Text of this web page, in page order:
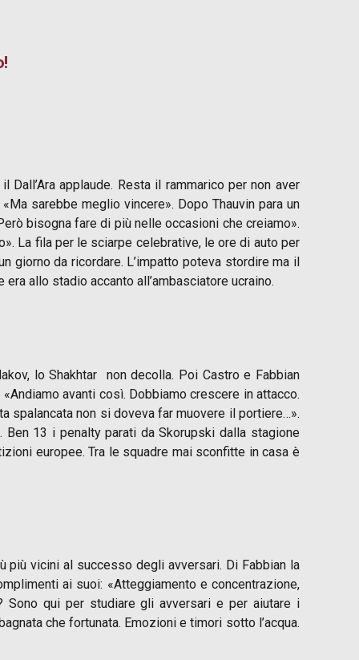
applaude. Resta il rammarico per non aver
sarebbe meglio vincere». Dopo Thauvin para un
bisogna fare di più nelle occasioni che creiamo».
La fila per le sciarpe celebrative, le ore di auto per
giorno da ricordare. L’impatto poteva stordire ma il
allo stadio accanto all’ambasciatore ucraino.
lo Shakhtar non decolla. Poi Castro e Fabbian
avanti così. Dobbiamo crescere in attacco.
spalancata non si doveva far muovere il portiere…».
13 i penalty parati da Skorupski dalla stagione
europee. Tra le squadre mai sconfitte in casa è
più vicini al successo degli avversari. Di Fabbian la
ai suoi: «Atteggiamento e concentrazione,
Sono qui per studiare gli avversari e per aiutare i
che fortunata. Emozioni e timori sotto l’acqua.